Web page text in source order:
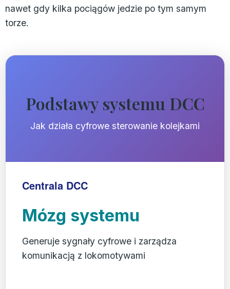
nawet gdy kilka pociągów jedzie po tym samym
torze.
Podstawy systemu DCC
Jak działa cyfrowe sterowanie kolejkami
Centrala DCC
Mózg systemu
Generuje sygnały cyfrowe i zarządza
komunikacją z lokomotywami